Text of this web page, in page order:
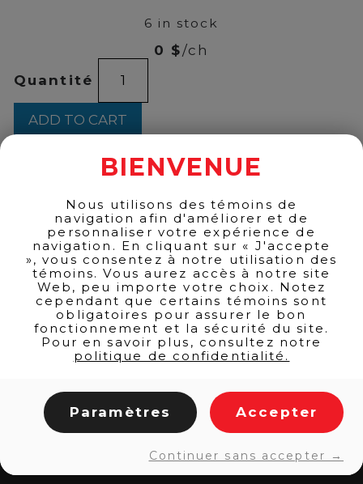
6 in stock
0 $/ch
Quantité
Serum
Eye
2x50ml
quantity
ADD TO CART
BIENVENUE
Nous utilisons des témoins de
navigation afin d'améliorer et de
personnaliser votre expérience de
navigation. En cliquant sur « J'accepte
», vous consentez à notre utilisation des
témoins. Vous aurez accès à notre site
Web, peu importe votre choix. Notez
cependant que certains témoins sont
obligatoires pour assurer le bon
fonctionnement et la sécurité du site.
Pour en savoir plus, consultez notre
politique de confidentialité.
Paramètres Accepter
Continuer sans accepter →